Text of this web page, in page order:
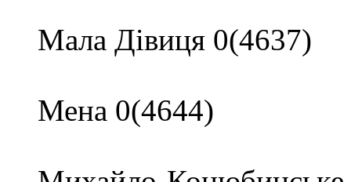
Мала Дівиця 0(4637)
Мена 0(4644)